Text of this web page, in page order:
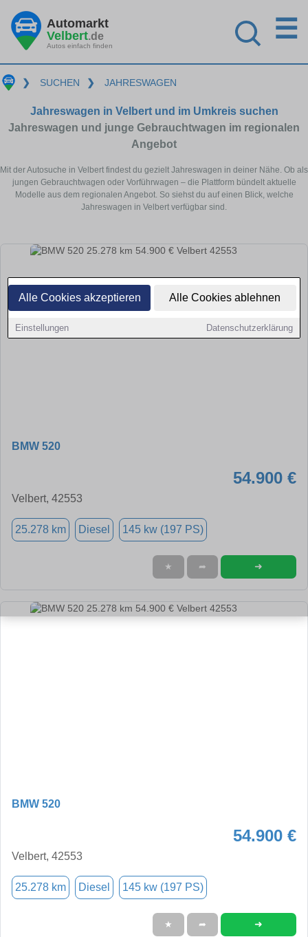
Alle Cookies akzeptieren Alle Cookies ablehnen
Einstellungen Datenschutzerklärung
Automarkt
Velbert.de
Autos einfach finden
☰
❯ SUCHEN ❯ JAHRESWAGEN
Jahreswagen in Velbert und im Umkreis suchen
Jahreswagen und junge Gebrauchtwagen im regionalen
Angebot
Mit der Autosuche in Velbert findest du gezielt Jahreswagen in deiner Nähe. Ob als
jungen Gebrauchtwagen oder Vorführwagen – die Plattform bündelt aktuelle
Modelle aus dem regionalen Angebot. So siehst du auf einen Blick, welche
Jahreswagen in Velbert verfügbar sind.
BMW 520
54.900 €
Velbert, 42553
25.278 km Diesel 145 kw (197 PS)
★ ➦ ➜
BMW 520
54.900 €
Velbert, 42553
25.278 km Diesel 145 kw (197 PS)
★ ➦ ➜